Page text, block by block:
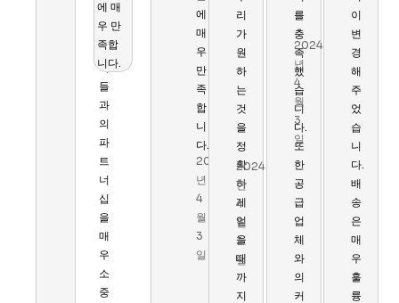
저
희
는
이
들
과
의
파
트
너
십
을
매
우
소
중
에 매
우 만
족합
니다.
에
매
우
만
족
합
니
다.
2024
년
4
월
3
일
리
가
원
하
는
것
을
정
확
하
게
얻
을
때
까
지
2024
년
4
월
3
일
를
충
족
했
습
니
다.
또
한
공
급
업
체
와
의
커
2024
년
4
월
3
일
이
변
경
해
주
었
습
니
다.
배
송
은
매
우
훌
륭